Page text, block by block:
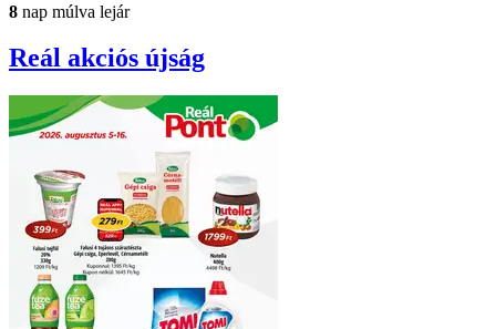
8 nap múlva lejár
Reál akciós újság